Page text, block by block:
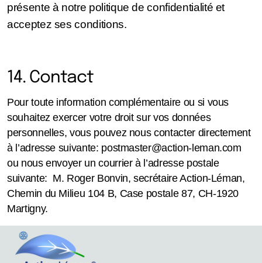
présente à notre politique de confidentialité et
acceptez ses conditions.
14. Contact
Pour toute information complémentaire ou si vous
souhaitez exercer votre droit sur vos données
personnelles, vous pouvez nous contacter directement
à l’adresse suivante: postmaster@action-leman.com
ou nous envoyer un courrier à l’adresse postale
suivante: M. Roger Bonvin, secrétaire Action-Léman,
Chemin du Milieu 104 B, Case postale 87, CH-1920
Martigny.